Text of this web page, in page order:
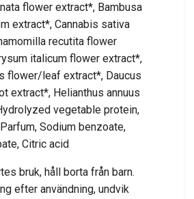
flower extract*, Bambusa
extract*, Cannabis sativa
recutita flower
italicum flower extract*,
flower/leaf extract*, Daucus
extract*, Helianthus annuus
vegetable protein,
Sodium benzoate,
Citric acid
bruk, håll borta från barn.
efter användning, undvik